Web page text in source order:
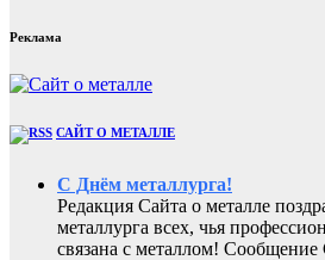
Реклама
САЙТ О МЕТАЛЛЕ
С Днём металлурга!
Редакция Сайта о металле
металлурга всех, чья
связана с металлом!